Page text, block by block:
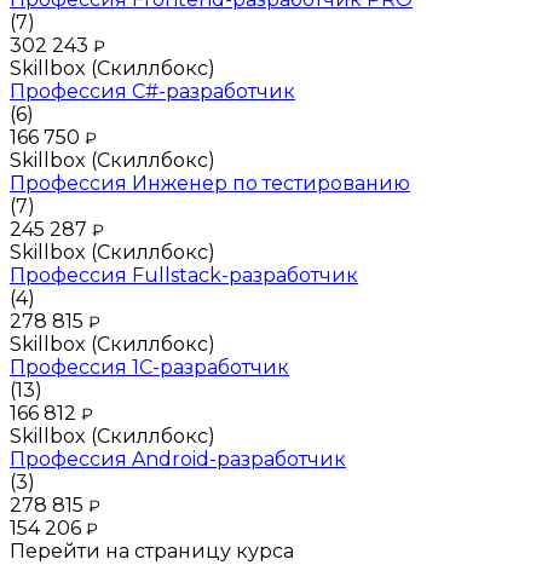
(7)
302 243 ₽
Skillbox (Скиллбокс)
Профессия C#-разработчик
(6)
166 750 ₽
Skillbox (Скиллбокс)
Профессия Инженер по тестированию
(7)
245 287 ₽
Skillbox (Скиллбокс)
Профессия Fullstack-разработчик
(4)
278 815 ₽
Skillbox (Скиллбокс)
Профессия 1С-разработчик
(13)
166 812 ₽
Skillbox (Скиллбокс)
Профессия Android-разработчик
(3)
278 815 ₽
154 206 ₽
Перейти на страницу курса